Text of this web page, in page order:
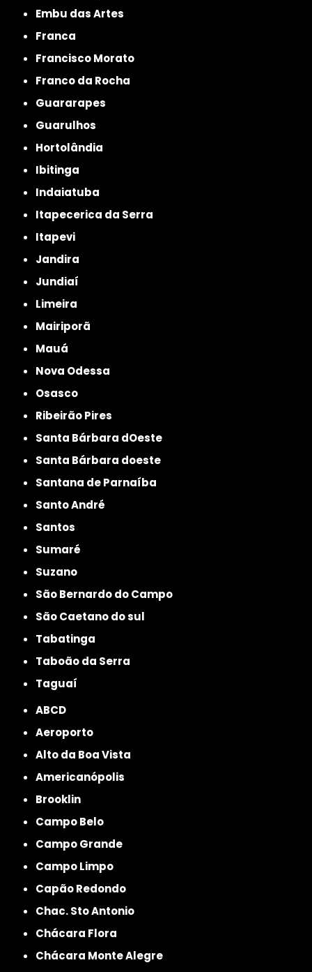
Embu das Artes
Franca
Francisco Morato
Franco da Rocha
Guararapes
Guarulhos
Hortolândia
Ibitinga
Indaiatuba
Itapecerica da Serra
Itapevi
Jandira
Jundiaí
Limeira
Mairiporã
Mauá
Nova Odessa
Osasco
Ribeirão Pires
Santa Bárbara dOeste
Santa Bárbara doeste
Santana de Parnaíba
Santo André
Santos
Sumaré
Suzano
São Bernardo do Campo
São Caetano do sul
Tabatinga
Taboão da Serra
Taguaí
ABCD
Aeroporto
Alto da Boa Vista
Americanópolis
Brooklin
Campo Belo
Campo Grande
Campo Limpo
Capão Redondo
Chac. Sto Antonio
Chácara Flora
Chácara Monte Alegre